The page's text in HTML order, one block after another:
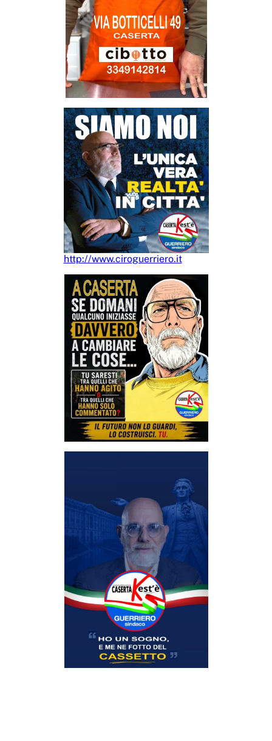
http://www.ciroguerriero.it